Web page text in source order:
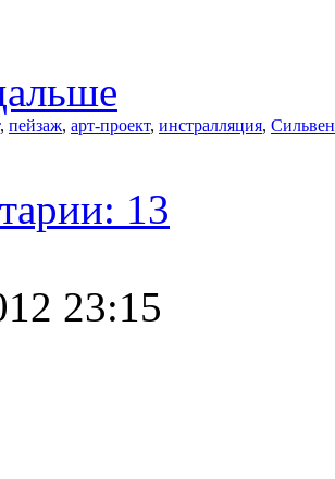
, пейзаж, арт-проект, инстралляция,
13
23:15